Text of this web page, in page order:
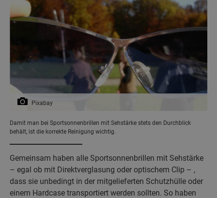
Pixabay
Damit man bei Sportsonnenbrillen mit Sehstärke stets den Durchblick
behält, ist die korrekte Reinigung wichtig.
Gemeinsam haben alle Sportsonnenbrillen mit Sehstärke
– egal ob mit Direktverglasung oder optischem Clip – ,
dass sie unbedingt in der mitgelieferten Schutzhülle oder
einem Hardcase transportiert werden sollten. So haben